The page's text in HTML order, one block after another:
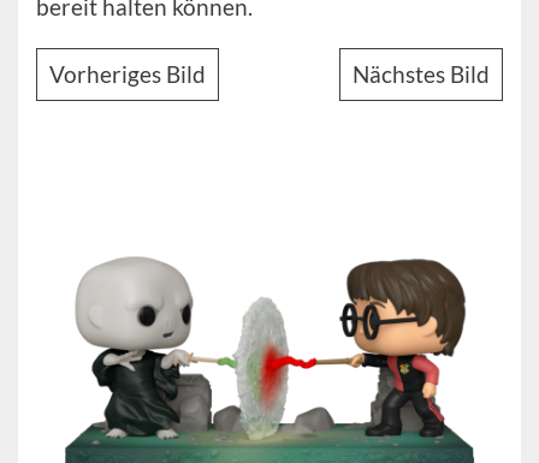
bereit halten können.
Vorheriges Bild Nächstes Bild